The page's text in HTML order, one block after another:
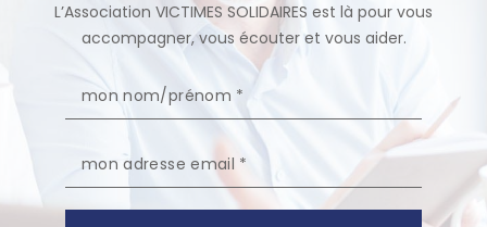
L’Association VICTIMES SOLIDAIRES est là pour vous
accompagner, vous écouter et vous aider.